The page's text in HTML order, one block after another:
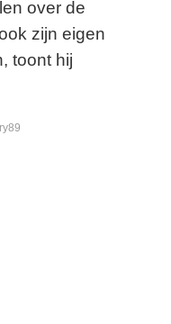
over de
zijn eigen
toont hij